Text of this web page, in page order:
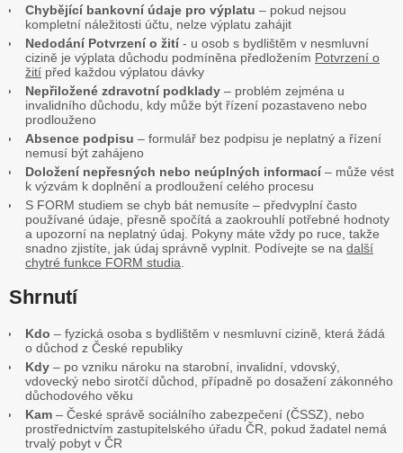
Chybějící bankovní údaje pro výplatu – pokud nejsou
kompletní náležitosti účtu, nelze výplatu zahájit
Nedodání Potvrzení o žití- u osob s bydlištěm v nesmluvní
cizině je výplata důchodu podmíněna předložením Potvrzení o
žití před každou výplatou dávky
Nepřiložené zdravotní podklady – problém zejména u
invalidního důchodu, kdy může být řízení pozastaveno nebo
prodlouženo
Absence podpisu – formulář bez podpisu je neplatný a řízení
nemusí být zahájeno
Doložení nepřesných nebo neúplných informací– může vést
k výzvám k doplnění a prodloužení celého procesu
S FORM studiem se chyb bát nemusíte – předvyplní často
používané údaje, přesně spočítá a zaokrouhlí potřebné hodnoty
a upozorní na neplatný údaj. Pokyny máte vždy po ruce, takže
snadno zjistíte, jak údaj správně vyplnit. Podívejte se na další
chytré funkce FORM studia
Shrnutí
Kdo – fyzická osoba s bydlištěm v nesmluvní cizině, která žádá
o důchod z České republiky
Kdy – po vzniku nároku na starobní, invalidní, vdovský,
vdovecký nebo sirotčí důchod, případně po dosažení zákonného
důchodového věku
Kam – České správě sociálního zabezpečení (ČSSZ), nebo
prostřednictvím zastupitelského úřadu ČR, pokud žadatel nemá
trvalý pobyt v ČR